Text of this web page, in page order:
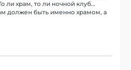
ли храм, то ли ночной клуб…
должен быть именно храмом, а